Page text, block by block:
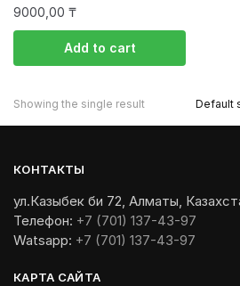
9000,00 ₸
Add to cart
Showing the single result
КОНТАКТЫ
ул.Казыбек би 72, Алматы,
Телефон: +7 (701) 137-43-97
Watsapp: +7 (701) 137-43-97
КАРТА САЙТА